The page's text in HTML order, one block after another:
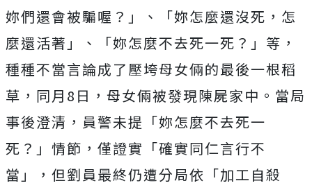
妳們還會被騙喔？」、「妳怎麼還沒死，怎
麼還活著」、「妳怎麼不去死一死？」等，
種種不當言論成了壓垮母女倆的最後一根稻
草，同月8日，母女倆被發現陳屍家中。當局
事後澄清，員警未提「妳怎麼不去死一
死？」情節，僅證實「確實同仁言行不
當」，但劉員最終仍遭分局依「加工自殺